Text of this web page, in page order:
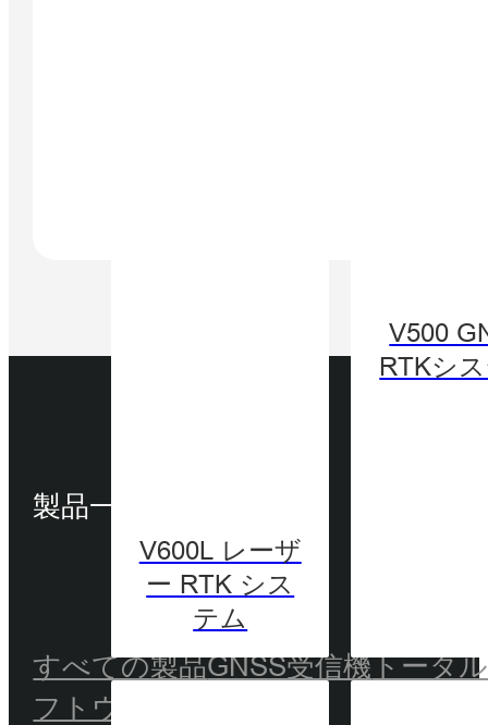
V600L レーザ
ー RTK シス
テム
V500
RTKシ
製品一覧
すべての製品GNSS受信機トータ
フトウェア